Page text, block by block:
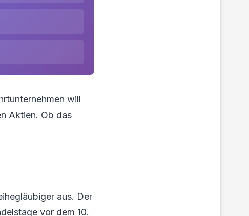
will
Aktien. Ob das
aus. Der
vor dem 10.